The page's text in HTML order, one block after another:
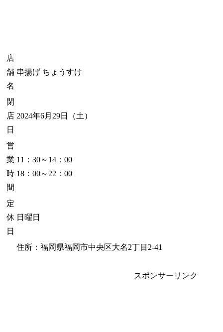
店
舗
名
串揚げ ちょうすけ
閉
店
日
2024年6月29日（土）
営
業
時
間
11：30～14：00
18：00～22：00
定
休
日
日曜日
住所：福岡県福岡市中央区大名2丁目2-41
スポンサーリンク